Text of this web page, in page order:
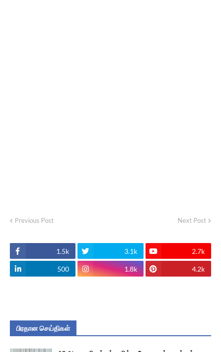
Previous Post Next Post
1.5k 3.1k 2.7k
500 1.8k 4.2k
பிரதான செய்திகள்